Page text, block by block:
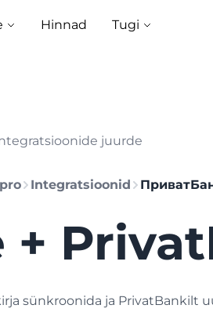
Hinnad Tugi
juurde
Integratsioonid
+
sünkroonida ja PrivatBankilt